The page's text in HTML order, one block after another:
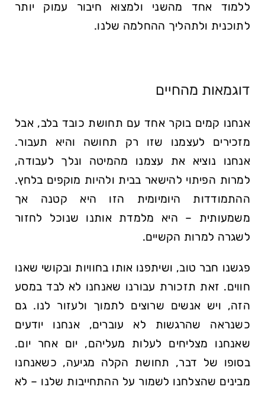
ללמוד אחד מהשני ולמצוא חיבור עמוק יותר
לתוכנית ולתהליך ההחלמה שלנו.
דוגמאות מהחיים
אנחנו קמים בוקר אחד עם תחושת כובד בלב, אבל
מזכירים לעצמנו שזו רק תחושה והיא תעבור.
אנחנו נוציא את עצמנו מהמיטה ונלך לעבודה,
למרות הפיתוי להישאר בבית ולהיות מוקפים בלחץ.
ההתמודדות היומיומית הזו היא קטנה אך
משמעותית – היא מלמדת אותנו שנוכל לחזור
לשגרה למרות הקשיים.
פגשנו חבר טוב, ושיתפנו אותו בחוויות ובקושי שאנו
חווים. זאת תזכורת עבורנו שאנחנו לא לבד במסע
הזה, ויש אנשים שרוצים לתמוך ולעזור לנו. גם
כשנראה שהרגשות לא עוברים, אנחנו יודעים
שאנחנו מצליחים לעלות מעליהם, יום אחר יום.
בסופו של דבר, תחושת הקלה מגיעה, כשאנחנו
מבינים שהצלחנו לשמור על ההתחייבות שלנו – לא